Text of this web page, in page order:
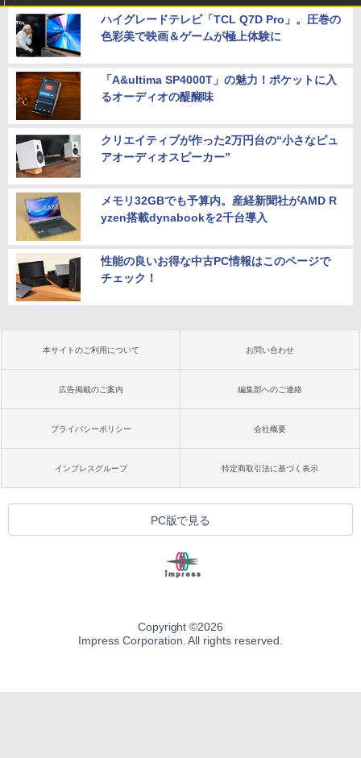
ハイグレードテレビ「TCL Q7D Pro」。圧巻の
色彩美で映画＆ゲームが極上体験に
「A&ultima SP4000T」の魅力！ポケットに入
るオーディオの醍醐味
クリエイティブが作った2万円台の“小さなピュ
アオーディオスピーカー”
メモリ32GBでも予算内。産経新聞社がAMD R
yzen搭載dynabookを2千台導入
性能の良いお得な中古PC情報はこのページで
チェック！
本サイトのご利用について お問い合わせ
広告掲載のご案内 編集部へのご連絡
プライバシーポリシー 会社概要
インプレスグループ 特定商取引法に基づく表示
PC版で見る
Copyright ©2026
Impress Corporation. All rights reserved.